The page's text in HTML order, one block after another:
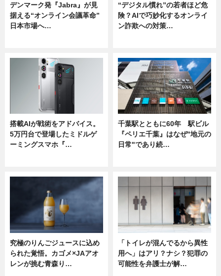
デンマーク発『Jabra』が見
据える“オンライン会議革命”
日本市場へ…
“デジタル慣れ”の若者ほど危
険？AIで巧妙化するオンライ
ン詐欺への対策…
搭載AIが戦術をアドバイス。
5万円台で登場したミドルゲ
ーミングスマホ『…
千葉駅とともに60年 駅ビル
『ペリエ千葉』はなぜ"地元の
日常"であり続…
究極のりんごジュースに込め
られた覚悟。カゴメ×JAアオ
レンが挑む青森り…
「トイレが混んでるから異性
用へ」はアリ？ナシ？犯罪の
可能性を弁護士が解…